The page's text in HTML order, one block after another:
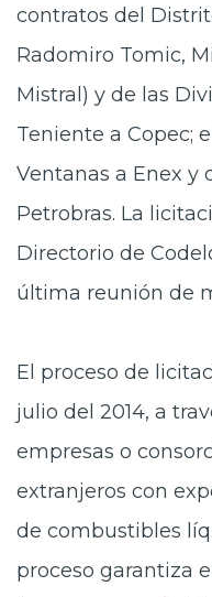
contratos del
Radomiro Tomic,
Mistral) y de las
Teniente a Copec;
Ventanas a Enex y
Petrobras. La
Directorio de
última reunión de
El proceso de
julio del 2014, a
empresas o
extranjeros con
de combustibles
proceso garantiza